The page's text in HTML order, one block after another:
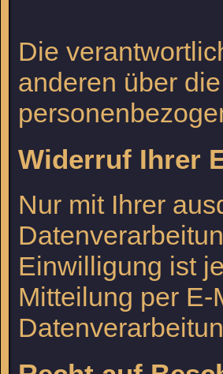
Die
anderen über
Widerruf Ihrer
Nur mit Ihrer
Einwilligung ist
Mitteilung per